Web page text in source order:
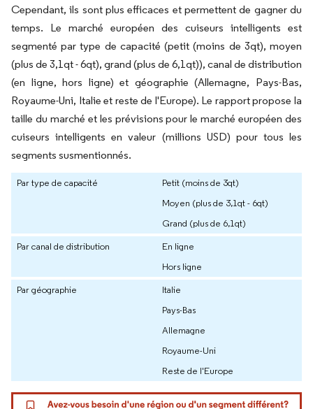
Cependant, ils sont plus efficaces et permettent de gagner du
temps. Le marché européen des cuiseurs intelligents est
segmenté par type de capacité (petit (moins de 3qt), moyen
(plus de 3,1qt - 6qt), grand (plus de 6,1qt)), canal de distribution
(en ligne, hors ligne) et géographie (Allemagne, Pays-Bas,
Royaume-Uni, Italie et reste de l'Europe). Le rapport propose la
taille du marché et les prévisions pour le marché européen des
cuiseurs intelligents en valeur (millions USD) pour tous les
segments susmentionnés.
Par type de capacité
Petit (moins de 3qt)
Moyen (plus de 3,1qt - 6qt)
Grand (plus de 6,1qt)
Par canal de distribution
En ligne
Hors ligne
Par géographie
Italie
Pays-Bas
Allemagne
Royaume-Uni
Reste de l'Europe